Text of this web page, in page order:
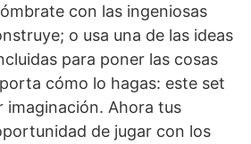
con las ingeniosas
o usa una de las ideas
para poner las cosas
cómo lo hagas: este set
imaginación. Ahora tus
de jugar con los